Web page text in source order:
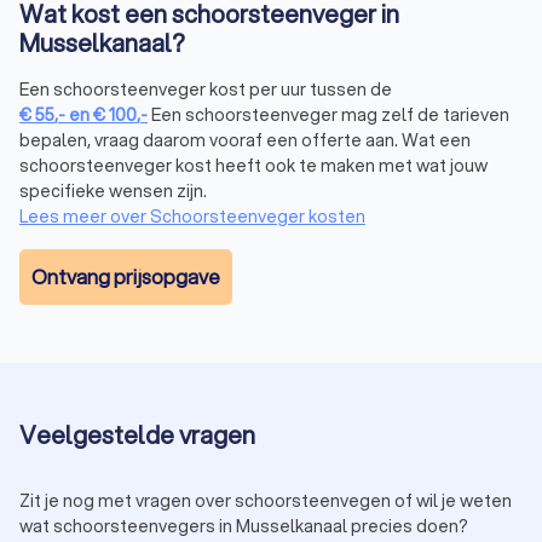
Verzekering:Jaarlijks schoorsteenvegen is verplicht
voor de verzekering. Veel verzekeraars eisen een geldig
schoorsteenbrand. Regelmatig onderhoud voorkomt
discussies bij schadeclaims.
Een professioneel veegbedrijf in Musselkanaal zorgt dat je je
schoorsteen optimaal schoonhoudt en garandeert dat je
verzekerd bent in geval van een schoorsteenbrand. Bij zelf
schoorsteenvegen loop je niet alleen het risico dat je dingen
over het hoofd ziet, maar het wordt vaak ook niet erkend door
je opstalverzekering.
een professionele schoorsteenveger uit Musselkanaal de
Schoorsteen controleren:De schoorsteenveger begint
met een visuele inspectie van het rookkanaal om te kijken
Wat kost een schoorsteenveger in
Musselkanaal?
Een schoorsteenveger kost per uur tussen de
€55,- en€100,-Een schoorsteenveger mag zelf de tarieven
bepalen, vraag daarom vooraf een offerte aan. Wat een
schoorsteenveger kost heeft ook te maken met wat jouw
specifieke wensen zijn.
Lees meer over Schoorsteenveger kosten
Ontvang prijsopgave
Veelgestelde vragen
Zit je nog met vragen over schoorsteenvegen of wil je weten
wat schoorsteenvegers in Musselkanaal precies doen?